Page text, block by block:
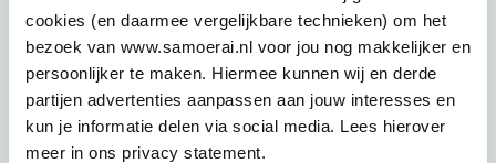
cookies (en daarmee vergelijkbare technieken) om het
bezoek van www.samoerai.nl voor jou nog makkelijker en
persoonlijker te maken. Hiermee kunnen wij en derde
partijen advertenties aanpassen aan jouw interesses en
kun je informatie delen via social media. Lees hierover
meer in ons privacy statement.
met vooraf opgezette detail aanpak, dashboards,
risicomanagement en de status van compliance.
Cyberbeveiligingswet 2024:
wat u moet weten